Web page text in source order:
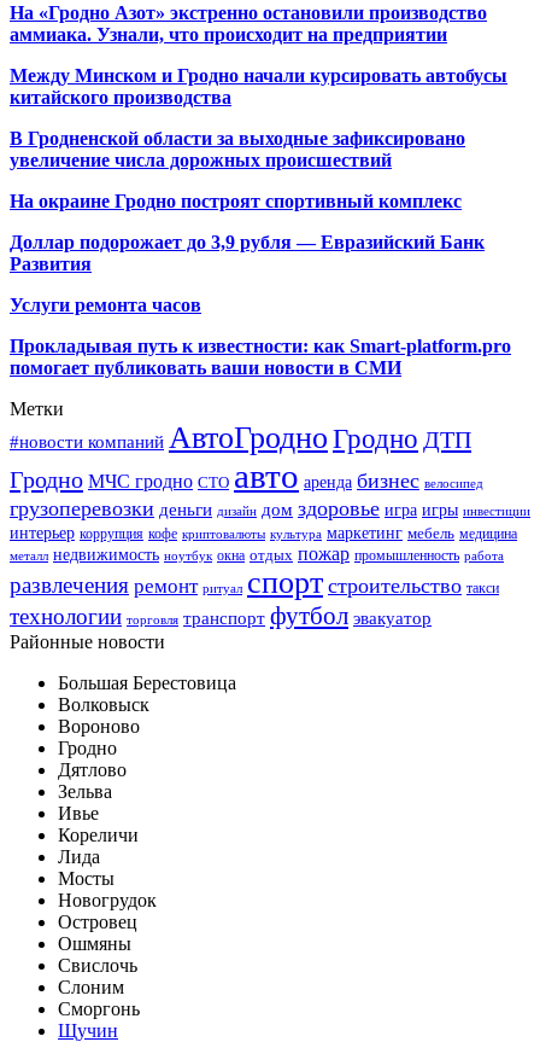
На «Гродно Азот» экстренно остановили производство
аммиака. Узнали, что происходит на предприятии
Между Минском и Гродно начали курсировать автобусы
китайского производства
В Гродненской области за выходные зафиксировано
увеличение числа дорожных происшествий
На окраине Гродно построят спортивный комплекс
Доллар подорожает до 3,9 рубля — Евразийский Банк
Развития
Услуги ремонта часов
Прокладывая путь к известности: как Smart-platform.pro
помогает публиковать ваши новости в СМИ
Метки
#новости компаний АвтоГродноГродно ДТП
Гродно МЧС гродно СТО авто аренда бизнес велосипед
грузоперевозки деньги дизайн дом здоровье игра игры инвестиции
интерьер коррупция кофе криптовалюты культура маркетинг мебель медицина
металл недвижимость ноутбук окна отдых пожар промышленность работа
развлечения ремонт ритуал спорт строительство такси
технологии торговля транспорт футбол эвакуатор
Районные новости
Большая Берестовица
Волковыск
Вороново
Гродно
Дятлово
Зельва
Ивье
Кореличи
Лида
Мосты
Новогрудок
Островец
Ошмяны
Свислочь
Слоним
Сморгонь
Щучин